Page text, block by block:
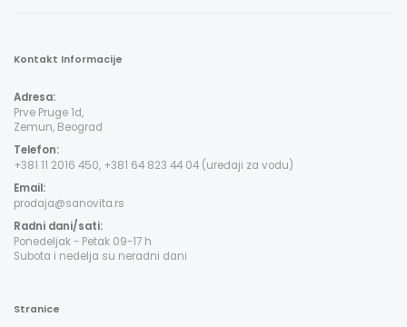
Kontakt Informacije
Adresa:
Prve Pruge 1d,
Zemun, Beograd
Telefon:
+381 11 2016 450, +381 64 823 44 04 (uređaji za vodu)
Email:
prodaja@sanovita.rs
Radni dani/sati:
Ponedeljak - Petak 09-17 h
Subota i nedelja su neradni dani
Stranice